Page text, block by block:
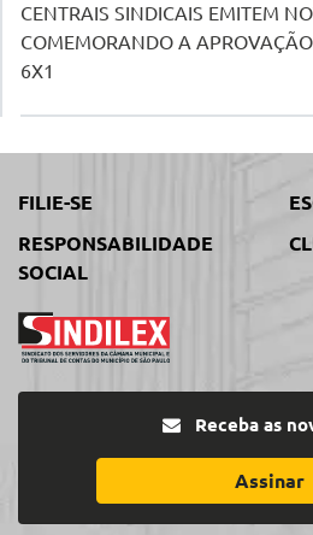
CENTRAIS SINDICAIS EMITEM
COMEMORANDO A
6X1
FILIE-SE
RESPONSABILIDADE
SOCIAL
Receba as
Assinar